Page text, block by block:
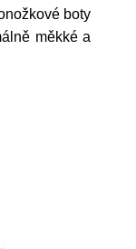
boty
měkké a